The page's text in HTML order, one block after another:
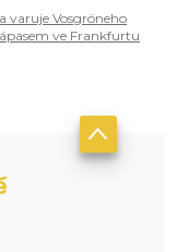
varuje Vosgröneho
ve Frankfurtu